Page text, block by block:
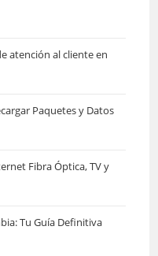
atención al cliente en
Paquetes y Datos
Fibra Óptica, TV y
Tu Guía Definitiva